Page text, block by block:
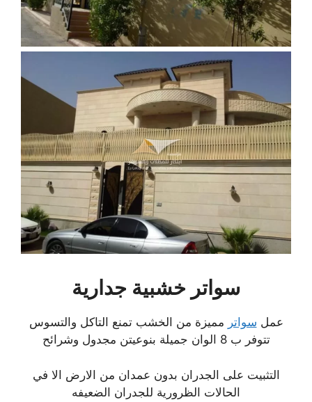
سواتر خشبية جدارية
عمل سواتر مميزة من الخشب تمنع التاكل والتسوس
تتوفر ب 8 الوان جميلة بنوعيتن مجدول وشرائح
التثبيت على الجدران بدون عمدان من الارض الا في
الحالات الظرورية للجدران الضعيفه